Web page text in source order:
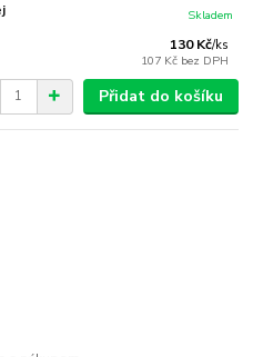
130 Kč/ks
107 Kč bez DPH
Skladem
Přidat do košíku